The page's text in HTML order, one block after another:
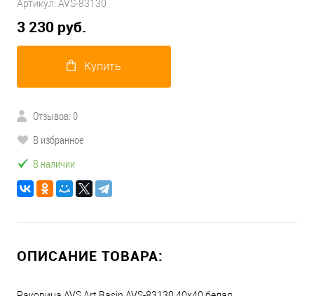
Артикул: AVS-83130
3 230 руб.
Купить
Отзывов: 0
В избранное
В наличии
ОПИСАНИЕ ТОВАРА: